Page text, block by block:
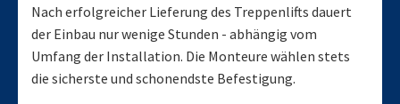
Nach erfolgreicher Lieferung des Treppenlifts dauert
der Einbau nur wenige Stunden - abhängig vom
Umfang der Installation. Die Monteure wählen stets
die sicherste und schonendste Befestigung.